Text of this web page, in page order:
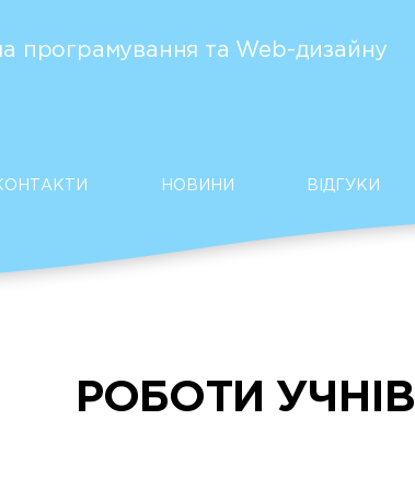
програмування та Web-дизайну
НОВИНИ ВІДГУКИ
РОБОТИ УЧНІВ